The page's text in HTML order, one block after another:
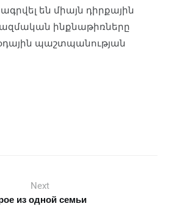
են միայն դիրքային
ինքնաթիռները
պաշտպանության
Next
из одной семьи